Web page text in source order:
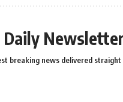
Daily
breaking news delivered